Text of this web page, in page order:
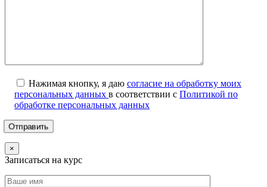
Нажимая кнопку, я даю согласие на обработку моих
персональных данных в соответствии с Политикой по
обработке персональных данных
×
Записаться на курс